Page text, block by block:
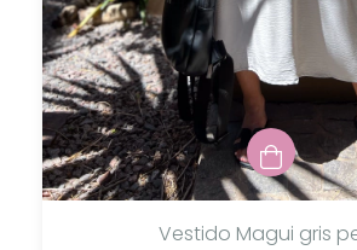
Vestido Magui gris